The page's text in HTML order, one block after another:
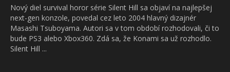
Nový diel survival horor série Silent Hill sa objaví na najlepšej
next-gen konzole, povedal cez leto 2004 hlavný dizajnér
Masashi Tsuboyama. Autori sa v tom období rozhodovali, či to
bude PS3 alebo Xbox360. Zdá sa, že Konami sa už rozhodlo.
Silent Hill ...